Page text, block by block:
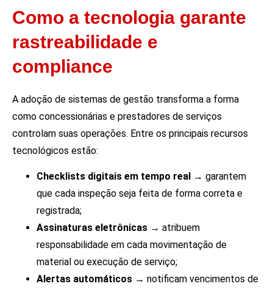
Como a tecnologia garante
rastreabilidade e
compliance
A adoção de sistemas de gestão transforma a forma
como concessionárias e prestadores de serviços
controlam suas operações. Entre os principais recursos
tecnológicos estão:
Checklists digitais em tempo real → garantem
que cada inspeção seja feita de forma correta e
registrada;
Assinaturas eletrônicas → atribuem
responsabilidade em cada movimentação de
material ou execução de serviço;
Alertas automáticos → notificam vencimentos de